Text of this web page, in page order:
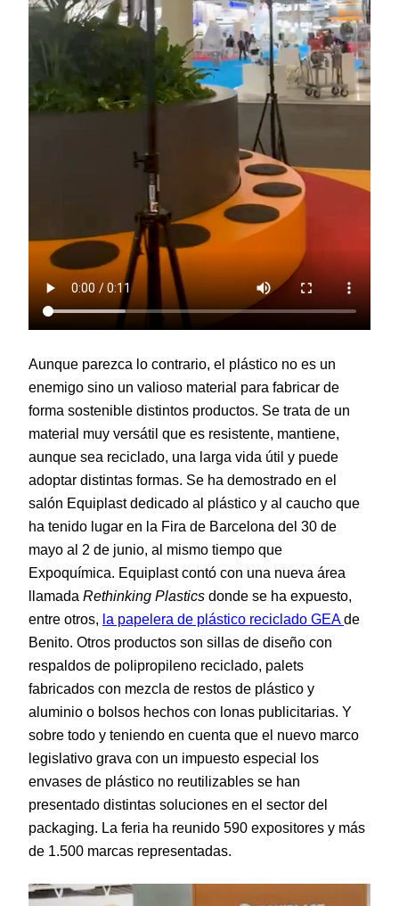
Aunque parezca lo contrario, el plástico no es un
enemigo sino un valioso material para fabricar de
forma sostenible distintos productos. Se trata de un
material muy versátil que es resistente, mantiene,
aunque sea reciclado, una larga vida útil y puede
adoptar distintas formas. Se ha demostrado en el
salón Equiplast dedicado al plástico y al caucho que
ha tenido lugar en la Fira de Barcelona del 30 de
mayo al 2 de junio, al mismo tiempo que
Expoquímica. Equiplast contó con una nueva área
llamada Rethinking Plastics donde se ha expuesto,
entre otros, la papelera de plástico reciclado GEAde
Benito. Otros productos son sillas de diseño con
respaldos de polipropileno reciclado, palets
fabricados con mezcla de restos de plástico y
aluminio o bolsos hechos con lonas publicitarias. Y
sobre todo y teniendo en cuenta que el nuevo marco
legislativo grava con un impuesto especial los
envases de plástico no reutilizables se han
presentado distintas soluciones en el sector del
packaging. La feria ha reunido 590 expositores y más
de 1.500 marcas representadas.